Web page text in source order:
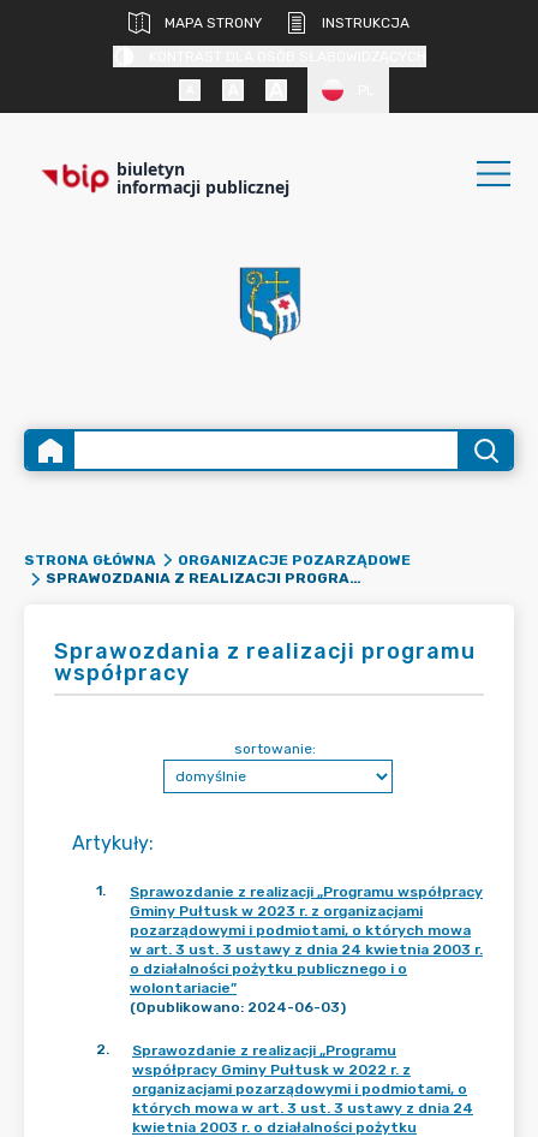
MAPA STRONY
INSTRUKCJA
biuletyn
informacji publicznej
STRONA GŁÓWNA
ORGANIZACJE POZARZĄDOWE
SPRAWOZDANIA Z REALIZACJI PROGRAMU WSPÓŁPRACY
Sprawozdania z realizacji programu
współpracy
Artykuły:
sortowanie:
1.
Sprawozdanie z realizacji „Programu współpracy
Gminy Pułtusk w 2023 r. z organizacjami
pozarządowymi i podmiotami, o których mowa
w art. 3 ust. 3 ustawy z dnia 24 kwietnia 2003 r.
o działalności pożytku publicznego i o
wolontariacie”
(Opublikowano: 2024-06-03)
2.
Sprawozdanie z realizacji „Programu
współpracy Gminy Pułtusk w 2022 r. z
organizacjami pozarządowymi i podmiotami, o
których mowa w art. 3 ust. 3 ustawy z dnia 24
kwietnia 2003 r. o działalności pożytku